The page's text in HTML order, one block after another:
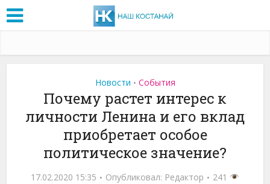
Новости • События
Почему растет интерес к
личности Ленина и его вклад
приобретает особое
политическое значение?
17.02.2020 15:35 Опубликовал: Редактор
241